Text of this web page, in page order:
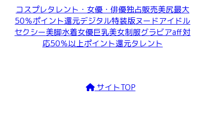
コスプレタレント・女優・俳優独占販売美尻最大
50％ポイント還元デジタル特装版ヌードアイドル
セクシー美脚水着女優巨乳美女制服グラビアaff対
応50％以上ポイント還元タレント
サイトTOP